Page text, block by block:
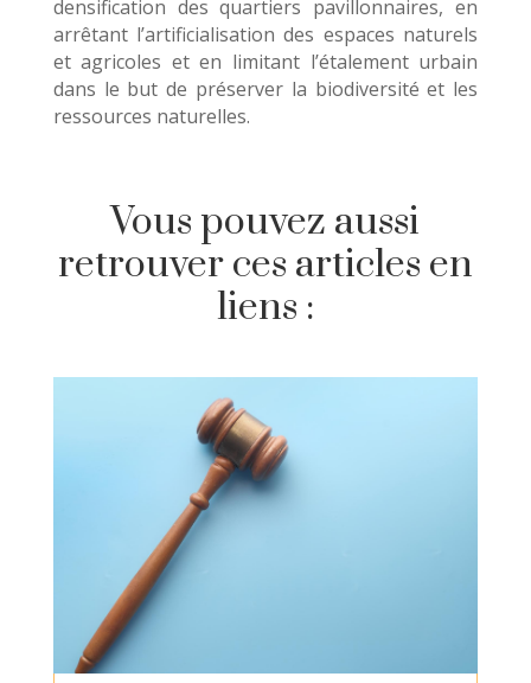
densification des quartiers pavillonnaires, en
arrêtant l’artificialisation des espaces naturels
et agricoles et en limitant l’étalement urbain
dans le but de préserver la biodiversité et les
ressources naturelles.
Vous pouvez aussi
retrouver ces articles en
liens :